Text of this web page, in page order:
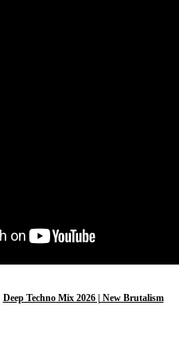
Deep Techno Mix 2026 | New Brutalism